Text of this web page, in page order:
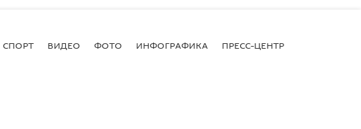
СПОРТ ВИДЕО ФОТО ИНФОГРАФИКА ПРЕСС-ЦЕНТР